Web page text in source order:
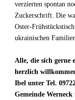
verzierten spontan
Zuckerschrift. Die
Oster-
ukrainischen
Alle, die sich gerne
herzlich
Ibel unter Tel.
Gemeinde